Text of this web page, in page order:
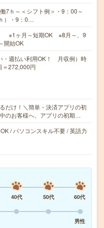
7ｈ～＜シフト例＞・9：00～
）・9：0…
※1ヶ月～短期OK ※8月～、9
開始OK
週払い利用OK！ 月収例）時
＝272,000円
だけ！＼簡単・決済アプリの初
のお客様へ、アプリの初期…
/ パソコンスキル不要 / 英語力
40代 50代
60代
男性